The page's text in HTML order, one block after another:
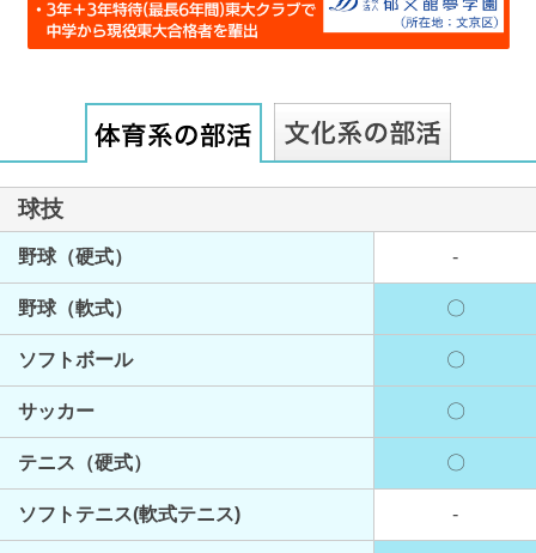
球技
野球（硬式） -
野球（軟式） 〇
ソフトボール 〇
サッカー 〇
テニス（硬式） 〇
ソフトテニス(軟式テニス) -